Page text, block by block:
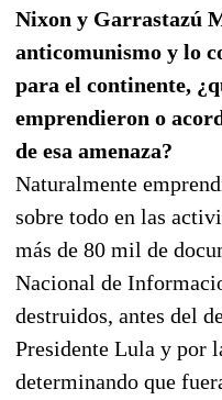
Nixon y Garrastazú
anticomunismo y lo
para el continente,
emprendieron o
de esa amenaza?
Naturalmente
sobre todo en las
más de 80 mil de
Nacional de
destruidos, antes del
Presidente Lula y por
determinando que